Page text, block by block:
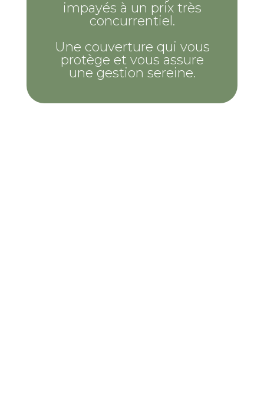
impayés à un prix très
concurrentiel.
Une couverture qui vous
protège et vous assure
une gestion sereine.